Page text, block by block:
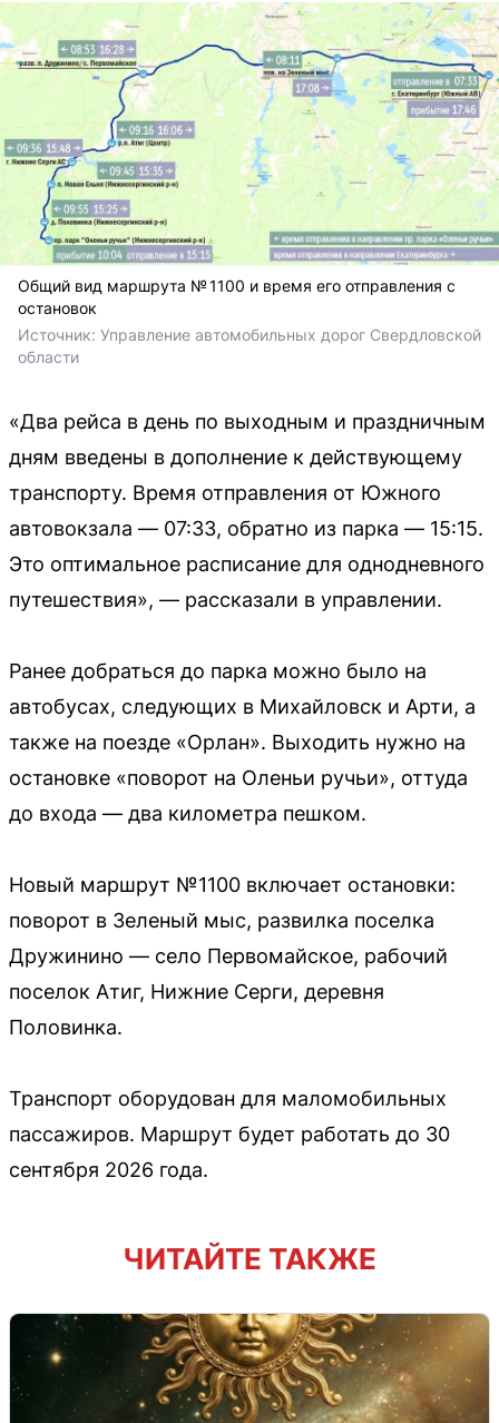
Общий вид маршрута № 1100 и время его отправления с
остановок
Источник: Управление автомобильных дорог Свердловской
области
«Два рейса в день по выходным и праздничным
дням введены в дополнение к действующему
транспорту. Время отправления от Южного
автовокзала — 07:33, обратно из парка — 15:15.
Это оптимальное расписание для однодневного
путешествия», — рассказали в управлении.
Ранее добраться до парка можно было на
автобусах, следующих в Михайловск и Арти, а
также на поезде «Орлан». Выходить нужно на
остановке «поворот на Оленьи ручьи», оттуда
до входа — два километра пешком.
Новый маршрут №1100 включает остановки:
поворот в Зеленый мыс, развилка поселка
Дружинино — село Первомайское, рабочий
поселок Атиг, Нижние Серги, деревня
Половинка.
Транспорт оборудован для маломобильных
пассажиров. Маршрут будет работать до 30
сентября 2026 года.
ЧИТАЙТЕ ТАКЖЕ